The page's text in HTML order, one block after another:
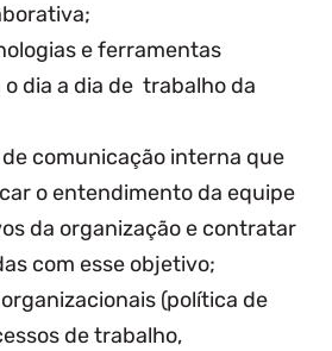
e ferramentas
dia a dia de trabalho da
comunicação interna que
o entendimento da equipe
da organização e contratar
com esse objetivo;
(política de
de trabalho,